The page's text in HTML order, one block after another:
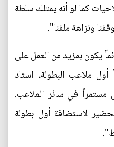
كما لو أنه يمتلك سلطة
ونزاهة ملفنا".
يكون بمزيد من العمل على
ملاعب البطولة، استاد
مستمراً في سائر الملاعب.
لاستضافة أول بطولة